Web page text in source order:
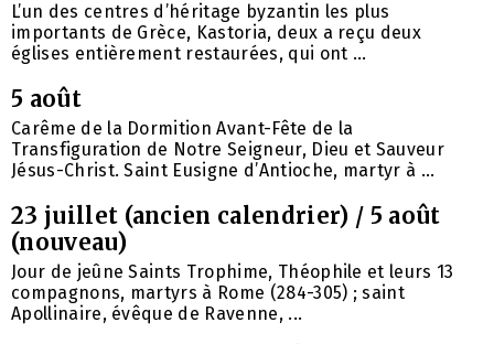
L’un des centres d’héritage byzantin les plus
importants de Grèce, Kastoria, deux a reçu deux
églises entièrement restaurées, qui ont ...
5 août
Carême de la Dormition Avant-Fête de la
Transfiguration de Notre Seigneur, Dieu et Sauveur
Jésus-Christ. Saint Eusigne d’Antioche, martyr à ...
23 juillet (ancien calendrier) / 5 août
(nouveau)
Jour de jeûne Saints Trophime, Théophile et leurs 13
compagnons, martyrs à Rome (284-305) ; saint
Apollinaire, évêque de Ravenne, ...